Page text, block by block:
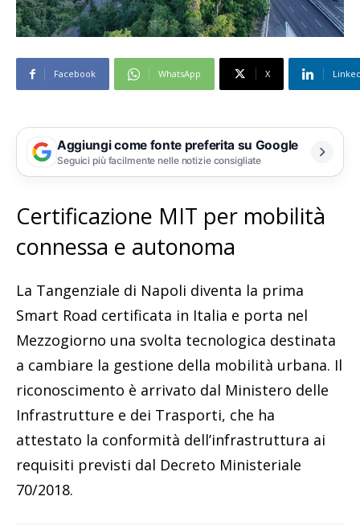
Facebook WhatsApp X
Aggiungi come fonte preferita su Google
Seguici più facilmente nelle notizie consigliate
Certificazione MIT per mobilità
connessa e autonoma
La Tangenziale di Napoli diventa la prima
Smart Road certificata in Italia e porta nel
Mezzogiorno una svolta tecnologica destinata
a cambiare la gestione della mobilità urbana. Il
riconoscimento è arrivato dal Ministero delle
Infrastrutture e dei Trasporti, che ha
attestato la conformità dell’infrastruttura ai
requisiti previsti dal Decreto Ministeriale
70/2018.